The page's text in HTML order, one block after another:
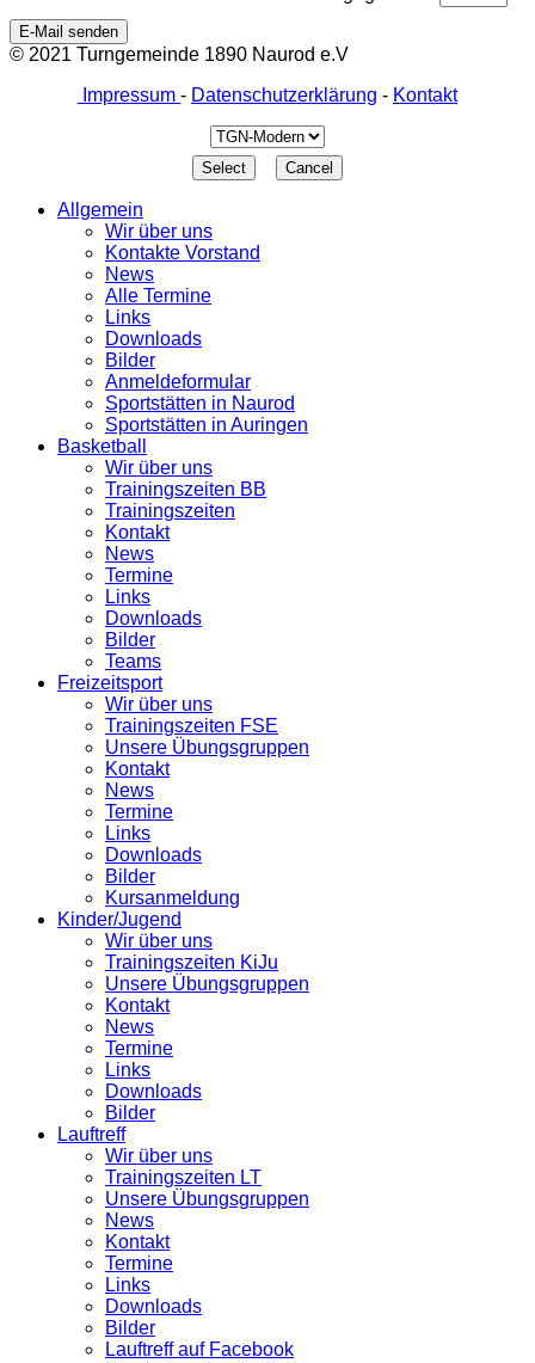
E-Mail senden
© 2021 Turngemeinde 1890 Naurod e.V
Impressum - Datenschutzerklärung - Kontakt
Allgemein
Wir über uns
Kontakte Vorstand
News
Alle Termine
Links
Downloads
Bilder
Anmeldeformular
Sportstätten in Naurod
Sportstätten in Auringen
Basketball
Wir über uns
Trainingszeiten BB
Trainingszeiten
Kontakt
News
Termine
Links
Downloads
Bilder
Teams
Freizeitsport
Wir über uns
Trainingszeiten FSE
Unsere Übungsgruppen
Kontakt
News
Termine
Links
Downloads
Bilder
Kursanmeldung
Kinder/Jugend
Wir über uns
Trainingszeiten KiJu
Unsere Übungsgruppen
Kontakt
News
Termine
Links
Downloads
Bilder
Lauftreff
Wir über uns
Trainingszeiten LT
Unsere Übungsgruppen
News
Kontakt
Termine
Links
Downloads
Bilder
Lauftreff auf Facebook